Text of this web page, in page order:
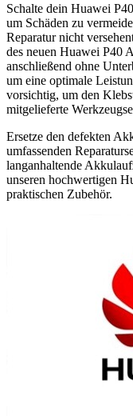
Schalte dein Huawei
um Schäden zu
Reparatur nicht
des neuen Huawei P40
anschließend ohne
um eine optimale
vorsichtig, um den
mitgelieferte
Ersetze den defekten
umfassenden
langanhaltende
unseren hochwertigen
praktischen Zubehör.